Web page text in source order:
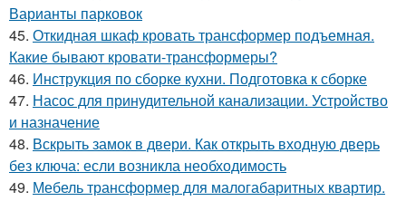
Варианты парковок
45. Откидная шкаф кровать трансформер подъемная.
Какие бывают кровати-трансформеры?
46. Инструкция по сборке кухни. Подготовка к сборке
47. Насос для принудительной канализации. Устройство
и назначение
48. Вскрыть замок в двери. Как открыть входную дверь
без ключа: если возникла необходимость
49. Мебель трансформер для малогабаритных квартир.